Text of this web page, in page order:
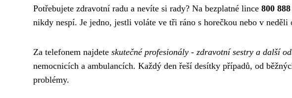
Potřebujete zdravotní radu a nevíte si rady? Na bezplatné lince 800
nikdy nespí. Je jedno, jestli voláte ve tři ráno s horečkou nebo v
Za telefonem najdete skutečné profesionály - zdravotní sestry a další
nemocnicích a ambulancích. Každý den řeší desítky případů, od
problémy.